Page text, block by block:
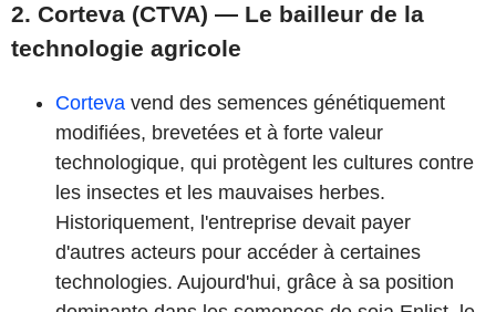
2. Corteva (CTVA) — Le bailleur de la
technologie agricole
Corteva vend des semences génétiquement
modifiées, brevetées et à forte valeur
technologique, qui protègent les cultures contre
les insectes et les mauvaises herbes.
Historiquement, l'entreprise devait payer
d'autres acteurs pour accéder à certaines
technologies. Aujourd'hui, grâce à sa position